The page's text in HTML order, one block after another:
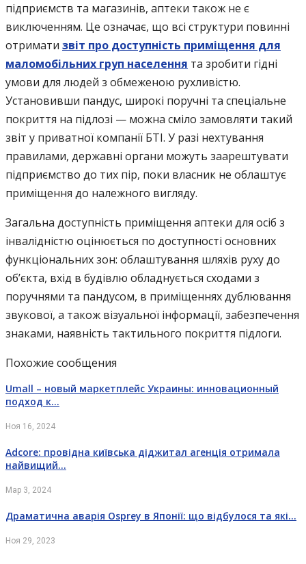
підприємств та магазинів, аптеки також не є
виключенням. Це означає, що всі структури повинні
отримати звіт про доступність приміщення для
маломобільних груп населення та зробити гідні
умови для людей з обмеженою рухливістю.
Установивши пандус, широкі поручні та спеціальне
покриття на підлозі — можна сміло замовляти такий
звіт у приватної компанії БТІ. У разі нехтування
правилами, державні органи можуть заарештувати
підприємство до тих пір, поки власник не облаштує
приміщення до належного вигляду.
Загальна доступність приміщення аптеки для осіб з
інвалідністю оцінюється по доступності основних
функціональних зон: облаштування шляхів руху до
об’єкта, вхід в будівлю обладнується сходами з
поручнями та пандусом, в приміщеннях дублювання
звукової, а також візуальної інформації, забезпечення
знаками, наявність тактильного покриття підлоги.
Похожие сообщения
Umall – новый маркетплейс Украины: инновационный
подход к…
Ноя 16, 2024
Adcore: провідна київська діджитал агенція отримала
найвищий…
Мар 3, 2024
Драматична аварія Osprey в Японії: що відбулося та які…
Ноя 29, 2023